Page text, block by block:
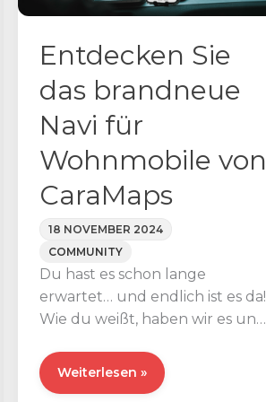
Entdecken Sie
das brandneue
Navi für
Wohnmobile von
CaraMaps
18 NOVEMBER 2024
COMMUNITY
Du hast es schon lange
erwartet… und endlich ist es da!
Wie du weißt, haben wir es uns
Entdecken
Sie
Weiterlesen »